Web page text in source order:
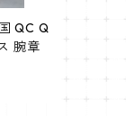
QC Q
腕章